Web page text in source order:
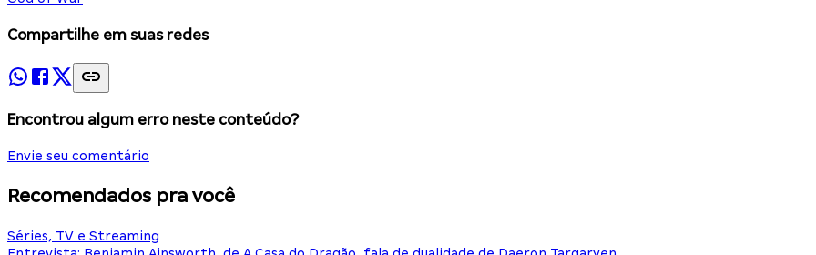
Compartilhe em suas redes
Encontrou algum erro neste conteúdo?
Envie seu comentário
Recomendados pra você
Séries, TV e Streaming